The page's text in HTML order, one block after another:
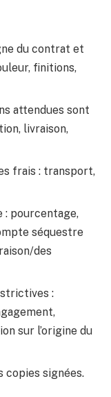
du contrat et
finitions,
attendues sont
livraison,
frais : transport,
: pourcentage,
séquestre
des
:
sur l’origine du
copies signées.